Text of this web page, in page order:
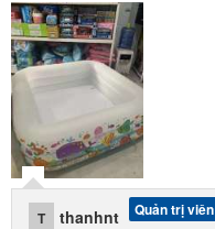
T thanhnt Quản trị viên